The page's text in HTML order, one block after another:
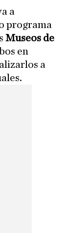
a
programa
Museos de
en
a